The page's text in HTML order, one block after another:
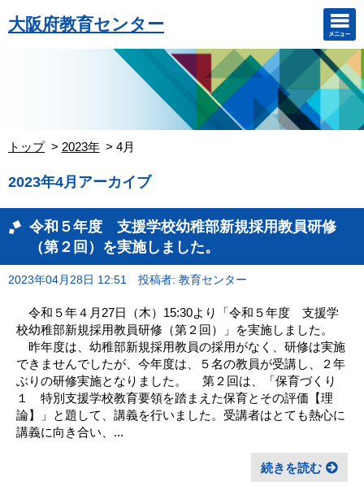
大阪府教育センター
トップ 2023年 4月
2023年4月アーカイブ
令和５年度 支援学校幼稚部新規採用教員研修
（第２回）を実施しました。
2023年04月28日 12:51 投稿者: 教育センター
令和５年４月27日（木）15:30より「令和５年度 支援学
校幼稚部新規採用教員研修（第２回）」を実施しました。
昨年度は、幼稚部新規採用教員の採用がなく、研修は実施
できませんでしたが、今年度は、５名の教員が受講し、２年
ぶりの研修実施となりました。 第２回は、「保育づくり
１ 特別支援学校教育要領を踏まえた保育とその評価【理
論】」と題して、講義を行いました。受講者はとても熱心に
講義に向き合い、...
続きを読む